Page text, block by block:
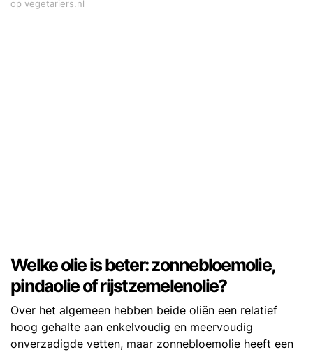
op vegetariers.nl
Welke olie is beter: zonnebloemolie,
pindaolie of rijstzemelenolie?
Over het algemeen hebben beide oliën een relatief
hoog gehalte aan enkelvoudig en meervoudig
onverzadigde vetten, maar zonnebloemolie heeft een